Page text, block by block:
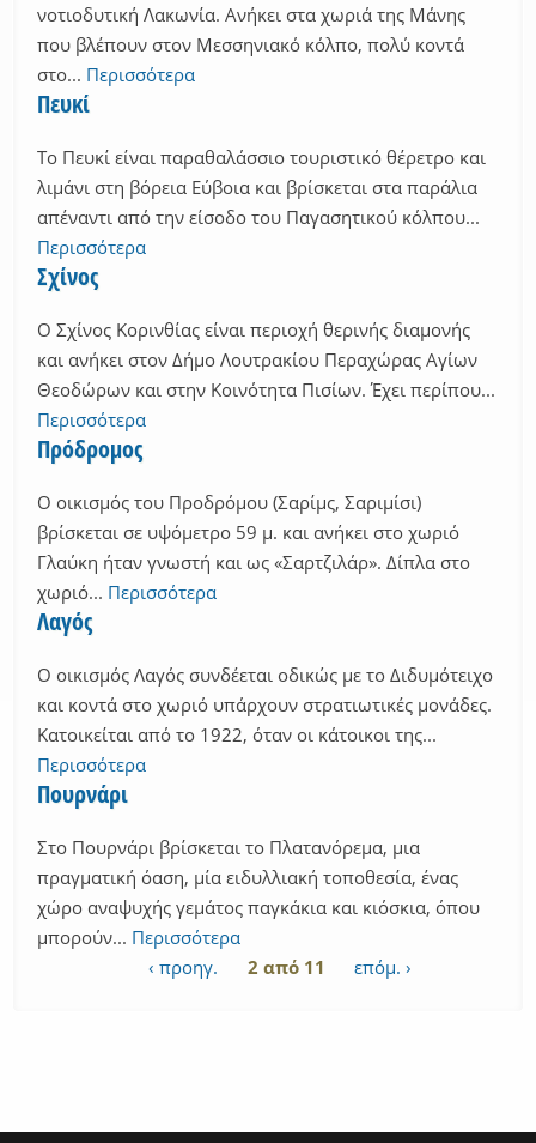
νοτιοδυτική Λακωνία. Ανήκει στα χωριά της Μάνης
που βλέπουν στον Μεσσηνιακό κόλπο, πολύ κοντά
στο... Περισσότερα
Πευκί
Το Πευκί είναι παραθαλάσσιο τουριστικό θέρετρο και
λιμάνι στη βόρεια Εύβοια και βρίσκεται στα παράλια
απέναντι από την είσοδο του Παγασητικού κόλπου...
Περισσότερα
Σχίνος
Ο Σχίνος Κορινθίας είναι περιοχή θερινής διαμονής
και ανήκει στον Δήμο Λουτρακίου Περαχώρας Αγίων
Θεοδώρων και στην Κοινότητα Πισίων. Έχει περίπου...
Περισσότερα
Πρόδρομος
Ο οικισμός του Προδρόμου (Σαρίμς, Σαριμίσι)
βρίσκεται σε υψόμετρο 59 μ. και ανήκει στο χωριό
Γλαύκη ήταν γνωστή και ως «Σαρτζιλάρ». Δίπλα στο
χωριό... Περισσότερα
Λαγός
Ο οικισμός Λαγός συνδέεται οδικώς με το Διδυμότειχο
και κοντά στο χωριό υπάρχουν στρατιωτικές μονάδες.
Κατοικείται από το 1922, όταν οι κάτοικοι της...
Περισσότερα
Πουρνάρι
Στο Πουρνάρι βρίσκεται το Πλατανόρεμα, μια
πραγματική όαση, μία ειδυλλιακή τοποθεσία, ένας
χώρο αναψυχής γεμάτος παγκάκια και κιόσκια, όπου
μπορούν... Περισσότερα
‹ προηγ.
2 από 11 επόμ. ›